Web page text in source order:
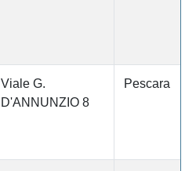
Viale G.
D'ANNUNZIO 8
Pescara